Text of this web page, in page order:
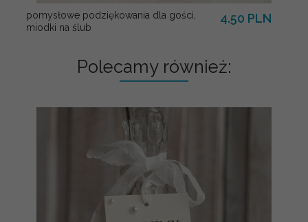
pomysłowe podziękowania dla gości,
miodki na ślub
4.50 PLN
Polecamy również: